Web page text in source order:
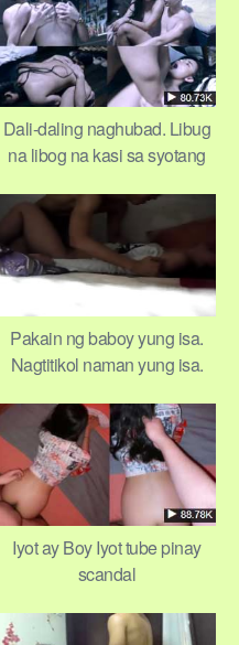
Dali-daling naghubad. Libug
na libog na kasi sa syotang
Pakain ng baboy yung isa.
Nagtitikol naman yung isa.
Iyot ay Boy Iyot tube pinay
scandal